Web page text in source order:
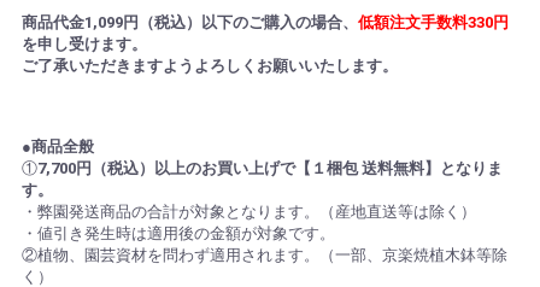
商品代金1,099円（税込）以下のご購入の場合、 低額注文手数料330円
を申し受けます。
ご了承いただきますようよろしくお願いいたします。
●商品全般
①7,700円（税込）以上のお買い上げで【１梱包 送料無料】となりま
す。
・弊園発送商品の合計が対象となります。（産地直送等は除く）
・値引き発生時は適用後の金額が対象です。
②植物、園芸資材を問わず適用されます。（一部、京楽焼植木鉢等除
く）